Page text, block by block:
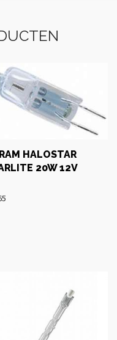
HALOSTAR
20W 12V